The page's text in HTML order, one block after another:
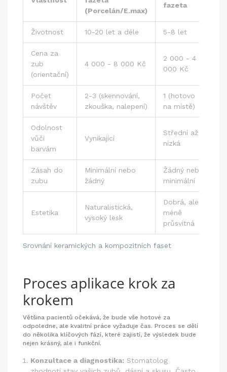
Srovnání keramických a kompozitních faset
(Porcelán/E.max)
fazeta
Životnost 10-20 let a déle 5-8 let
Cena za
zub
(orientační)
4 000 - 8 000 Kč
2 000 - 4
000 Kč
Počet
návštěv
2-3 (skennování,
zkouška, nalepení)
1 (hotovo
na místě)
Odolnost
vůči
barvám
Vynikající
Střední až
nízká
Zásah do
zubu
Minimální nebo
žádný
Žádný nebo
minimální
Estetika
Naturalistická,
vysoký lesk
Dobrá, ale
méně
průsvitná
Proces aplikace krok za
krokem
Většina pacientů očekává, že bude vše hotové za
odpoledne, ale kvalitní práce vyžaduje čas. Proces se dělí
do několika klíčových fází, které zajistí, že výsledek bude
nejen krásný, ale i funkční.
Konzultace a diagnostika: Stomatolog